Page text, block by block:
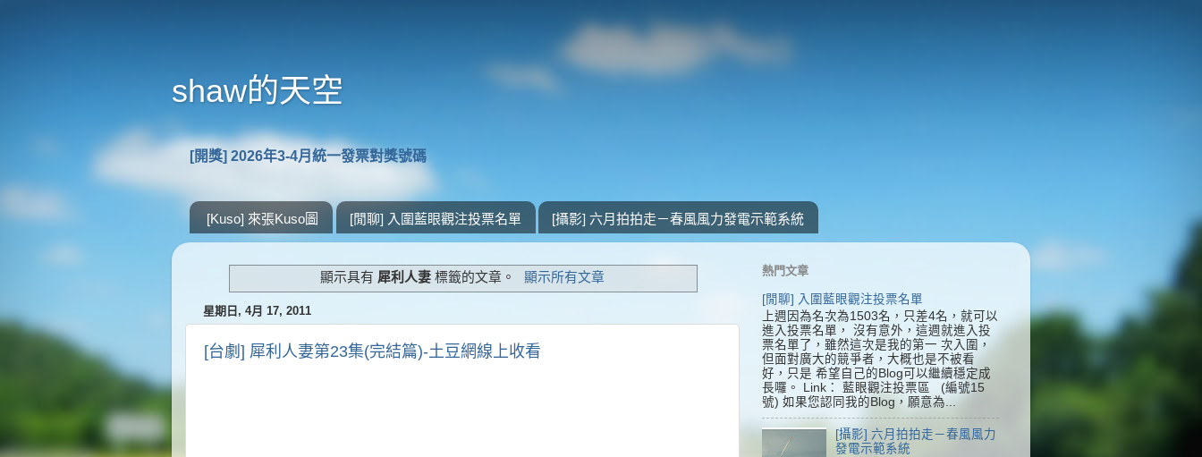
shaw的天空
[開獎] 2026年3-4月統一發票對獎號碼
[Kuso] 來張Kuso圖 [閒聊] 入圍藍眼觀注投票名單 [攝影] 六月拍拍走－春風風力發電示範系統
顯示具有 犀利人妻 標籤的文章。 顯示所有文章
星期日, 4月 17, 2011
[台劇] 犀利人妻第23集(完結篇)-土豆網線上收看
熱門文章
[閒聊] 入圍藍眼觀注投票名單
上週因為名次為1503名，只差4名，就可以
進入投票名單， 沒有意外，這週就進入投
票名單了，雖然這次是我的第一 次入圍，
但面對廣大的競爭者，大概也是不被看
好，只是 希望自己的Blog可以繼續穩定成
長囉。 Link： 藍眼觀注投票區 (編號15
號) 如果您認同我的Blog，願意為...
[攝影] 六月拍拍走－春風風力
發電示範系統